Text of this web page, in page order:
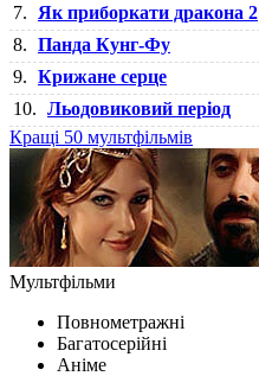
7.
Як приборкати дракона 2
8. Панда Кунг-Фу
9. Крижане серце
10. Льодовиковий період
Кращі 50 мультфільмів
Мультфільми
Повнометражні
Багатосерійні
Аніме